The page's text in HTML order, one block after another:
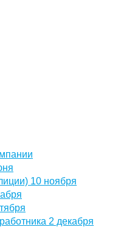
10 ноября
2 декабря